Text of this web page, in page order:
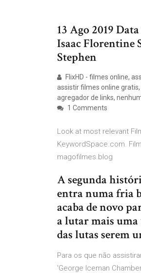
13 Ago 2019
Isaac Florentine
Stephen
FlixHD - filmes online,
assistir filmes online
agregador de links,
1 Comments
Look at most relevant
KeywordSpace.com.
magofilmes.blog
A segunda
entra numa fria
acaba de novo
a lutar mais uma
das lutas serem
Para os que não
'George Iceman